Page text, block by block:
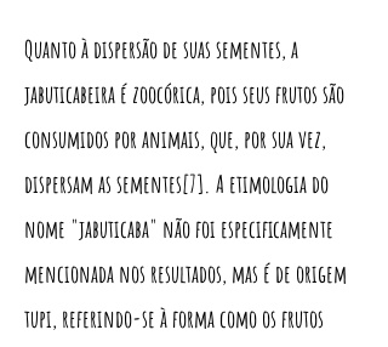
Quanto à dispersão de suas sementes, a
jabuticabeira é zoocórica, pois seus frutos são
consumidos por animais, que, por sua vez,
dispersam as sementes[7]. A etimologia do
nome "jabuticaba" não foi especificamente
mencionada nos resultados, mas é de origem
tupi, referindo-se à forma como os frutos